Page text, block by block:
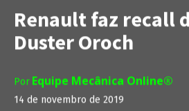
Renault faz recall
Duster Oroch
Por Equipe Mecânica Online®
14 de novembro de 2019